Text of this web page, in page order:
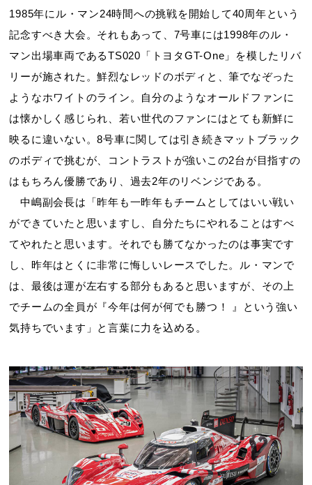
1985年にル・マン24時間への挑戦を開始して40周年という
記念すべき大会。それもあって、7号車には1998年のル・
マン出場車両であるTS020「トヨタGT-One」を模したリバ
リーが施された。鮮烈なレッドのボディと、筆でなぞった
ようなホワイトのライン。自分のようなオールドファンに
は懐かしく感じられ、若い世代のファンにはとても新鮮に
映るに違いない。8号車に関しては引き続きマットブラック
のボディで挑むが、コントラストが強いこの2台が目指すの
はもちろん優勝であり、過去2年のリベンジである。
中嶋副会長は「昨年も一昨年もチームとしてはいい戦い
ができていたと思いますし、自分たちにやれることはすべ
てやれたと思います。それでも勝てなかったのは事実です
し、昨年はとくに非常に悔しいレースでした。ル・マンで
は、最後は運が左右する部分もあると思いますが、その上
でチームの全員が『今年は何が何でも勝つ！ 』という強い
気持ちでいます」と言葉に力を込める。